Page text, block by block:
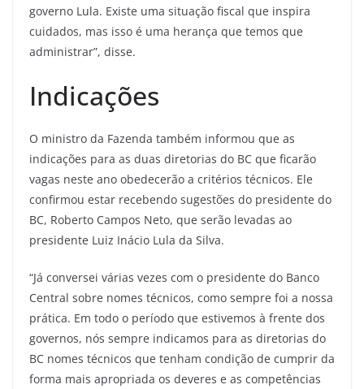
governo Lula. Existe uma situação fiscal que inspira
cuidados, mas isso é uma herança que temos que
administrar”, disse.
Indicações
O ministro da Fazenda também informou que as
indicações para as duas diretorias do BC que ficarão
vagas neste ano obedecerão a critérios técnicos. Ele
confirmou estar recebendo sugestões do presidente do
BC, Roberto Campos Neto, que serão levadas ao
presidente Luiz Inácio Lula da Silva.
“Já conversei várias vezes com o presidente do Banco
Central sobre nomes técnicos, como sempre foi a nossa
prática. Em todo o período que estivemos à frente dos
governos, nós sempre indicamos para as diretorias do
BC nomes técnicos que tenham condição de cumprir da
forma mais apropriada os deveres e as competências